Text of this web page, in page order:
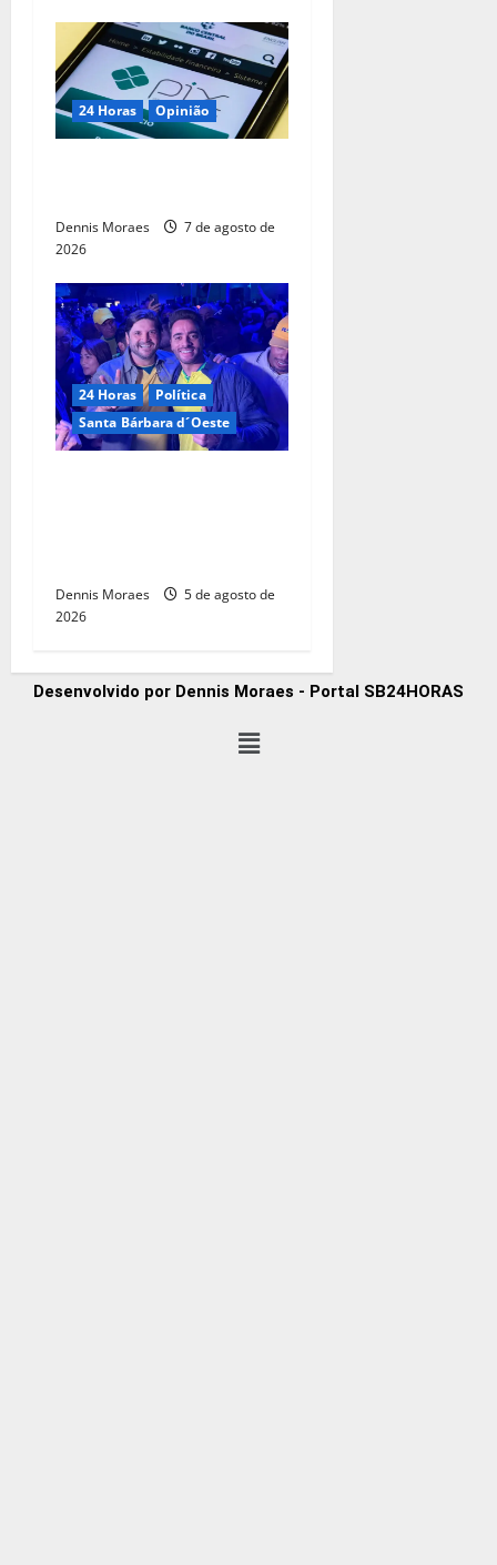
24 Horas Opinião
Dennis Moraes
7 de agosto de
2026
24 Horas
Política
Santa Bárbara d´Oeste
Dennis Moraes
5 de agosto de
2026
Desenvolvido por Dennis Moraes - Portal SB24HORAS